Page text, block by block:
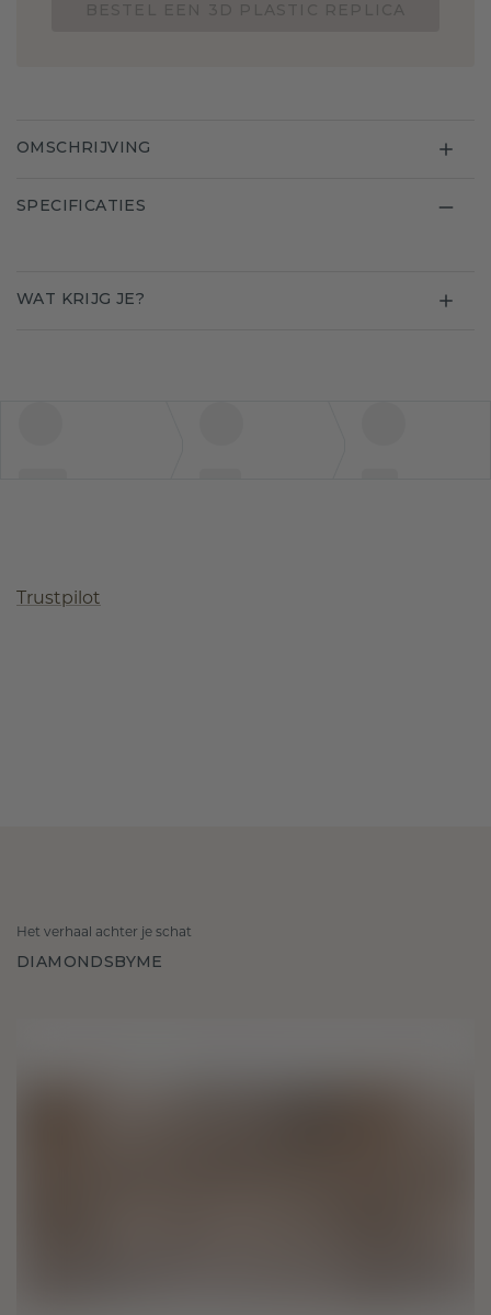
OMSCHRIJVING
SPECIFICATIES
WAT KRIJG JE?
Trustpilot
Het verhaal achter je schat
DIAMONDSBYME